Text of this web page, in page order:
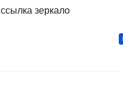
ссылка зеркало